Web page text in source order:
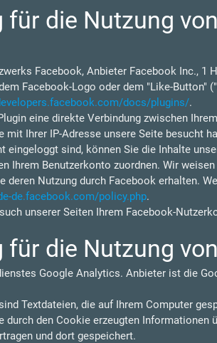
die Nutzung
Facebook, Anbieter Facebook Inc., 1
Facebook-Logo oder dem "Like-Button"
docs/plugins/.
eine direkte Verbindung zwischen
Ihrer IP-Adresse unsere Seite besucht
sind, können Sie die Inhalte
Ihrem Benutzerkonto zuordnen. Wir
Nutzung durch Facebook erhalten.
de.facebook.com/policy.php.
unserer Seiten Ihrem Facebook-
die Nutzung
Google Analytics. Anbieter ist die
Textdateien, die auf Ihrem Computer
durch den Cookie erzeugten Informationen
und dort gespeichert.